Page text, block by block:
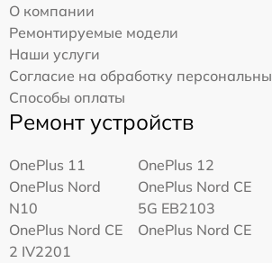
О компании
Ремонтируемые модели
Наши услуги
Согласие на обработку
Способы оплаты
Ремонт устройств
OnePlus 11
OnePlus 12
OnePlus Nord
N10
OnePlus Nord CE
5G EB2103
OnePlus Nord CE
2 IV2201
OnePlus Nord CE